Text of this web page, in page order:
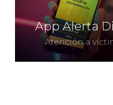
App Alerta
Atención a